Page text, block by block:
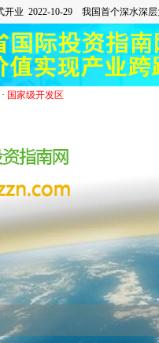
国家级开发区